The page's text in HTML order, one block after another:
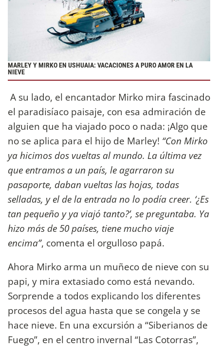
MARLEY Y MIRKO EN USHUAIA: VACACIONES A PURO AMOR EN LA
NIEVE
A su lado, el encantador Mirko mira fascinado
el paradisíaco paisaje, con esa admiración de
alguien que ha viajado poco o nada: ¡Algo que
no se aplica para el hijo de Marley! “Con Mirko
ya hicimos dos vueltas al mundo. La última vez
que entramos a un país, le agarraron su
pasaporte, daban vueltas las hojas, todas
selladas, y el de la entrada no lo podía creer. ‘¿Es
tan pequeño y ya viajó tanto?’, se preguntaba. Ya
hizo más de 50 países, tiene mucho viaje
encima”, comenta el orgulloso papá.
Ahora Mirko arma un muñeco de nieve con su
papi, y mira extasiado como está nevando.
Sorprende a todos explicando los diferentes
procesos del agua hasta que se congela y se
hace nieve. En una excursión a “Siberianos de
Fuego”, en el centro invernal “Las Cotorras”,